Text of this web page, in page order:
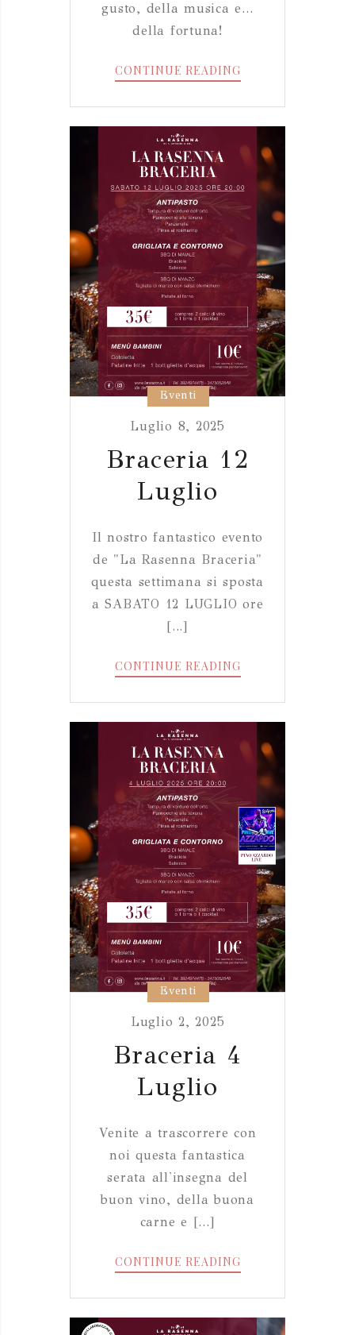
gusto, della musica e…
della fortuna!
CONTINUE READINGL’ESTATE
ACCENDE
A
LA
RASENNA!
Eventi
Luglio 8, 2025
Braceria 12
Luglio
Il nostro fantastico evento
de "La Rasenna Braceria"
questa settimana si sposta
a SABATO 12 LUGLIO ore
[...]
CONTINUE READINGBRACERIA
LUGLIO
Eventi
Luglio 2, 2025
Braceria 4
Luglio
Venite a trascorrere con
noi questa fantastica
serata all'insegna del
buon vino, della buona
carne e [...]
CONTINUE READINGBRACERIA
LUGLIO